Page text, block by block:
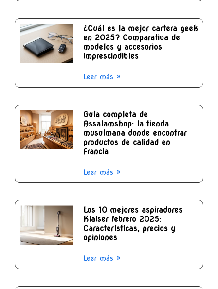
¿Cuál es la mejor cartera geek
en 2025? Comparativa de
modelos y accesorios
imprescindibles
Leer más »
Guía completa de
Assalamshop: la tienda
musulmana donde encontrar
productos de calidad en
Francia
Leer más »
Los 10 mejores aspiradores
Klaiser febrero 2025:
Características, precios y
opiniones
Leer más »